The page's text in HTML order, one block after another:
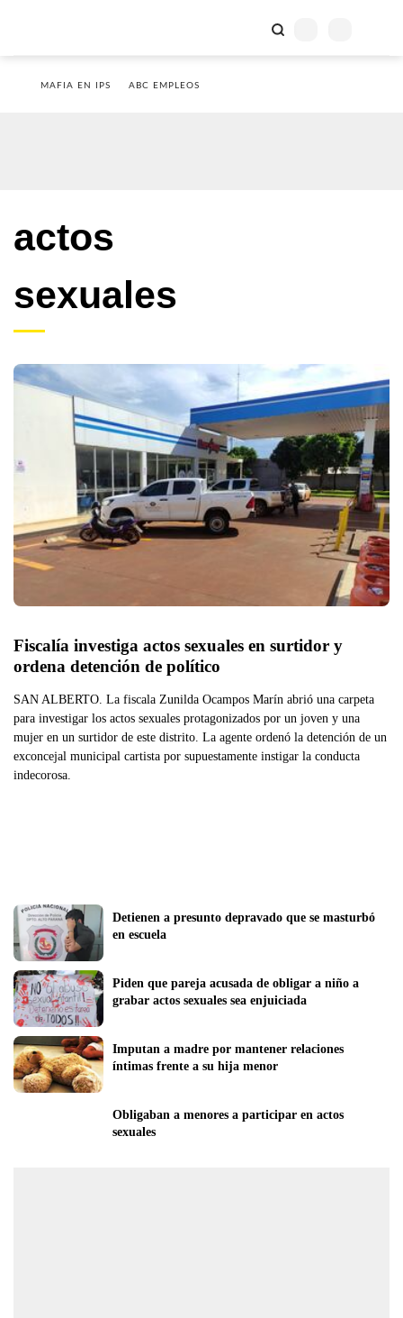
MAFIA EN IPS ABC EMPLEOS
actos
sexuales
Fiscalía investiga actos sexuales en surtidor y
ordena detención de político
SAN ALBERTO. La fiscala Zunilda Ocampos Marín abrió una carpeta
para investigar los actos sexuales protagonizados por un joven y una
mujer en un surtidor de este distrito. La agente ordenó la detención de un
exconcejal municipal cartista por supuestamente instigar la conducta
indecorosa.
Detienen a presunto depravado que se masturbó
en escuela
Piden que pareja acusada de obligar a niño a
grabar actos sexuales sea enjuiciada
Imputan a madre por mantener relaciones
íntimas frente a su hija menor
Obligaban a menores a participar en actos
sexuales